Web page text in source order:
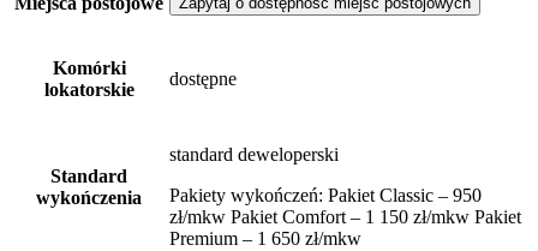
Komórki
lokatorskie
dostępne
Standard
wykończenia
standard deweloperski
Pakiety wykończeń: Pakiet Classic – 950
zł/mkw Pakiet Comfort – 1 150 zł/mkw Pakiet
Premium – 1 650 zł/mkw